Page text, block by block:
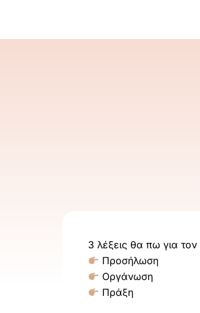
περιεχόμενο
3 λέξεις θα πω για τον
Προσήλωση
Οργάνωση
Πράξη